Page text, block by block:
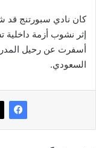
كان نادي سبورتنج قد
إثر نشوب أزمة
أسفرت عن رحيل
السعودي.